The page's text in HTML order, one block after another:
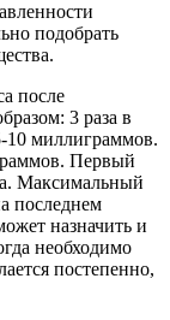
подобрать
после
3 раза в
10 миллиграммов.
Первый
Максимальный
последнем
назначить и
необходимо
постепенно,